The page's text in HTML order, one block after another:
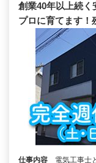
創業40年以上続く
プロに育てます！
仕事内容 電気工事士